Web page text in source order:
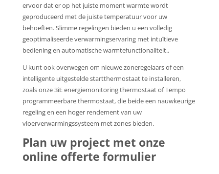
ervoor dat er op het juiste moment warmte wordt
geproduceerd met de juiste temperatuur voor uw
behoeften. Slimme regelingen bieden u een volledig
geoptimaliseerde verwarmingservaring met intuïtieve
bediening en automatische warmtefunctionaliteit..
U kunt ook overwegen om nieuwe zoneregelaars of een
intelligente uitgestelde startthermostaat te installeren,
zoals onze 3iE energiemonitoring thermostaat of Tempo
programmeerbare thermostaat, die beide een nauwkeurige
regeling en een hoger rendement van uw
vloerverwarmingssysteem met zones bieden.
Plan uw project met onze
online offerte formulier